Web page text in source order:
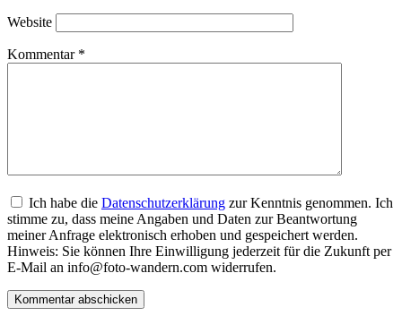
Website
Kommentar *
Ich habe die Datenschutzerklärung zur Kenntnis genommen. Ich
stimme zu, dass meine Angaben und Daten zur Beantwortung
meiner Anfrage elektronisch erhoben und gespeichert werden.
Hinweis: Sie können Ihre Einwilligung jederzeit für die Zukunft per
E-Mail an info@foto-wandern.com widerrufen.